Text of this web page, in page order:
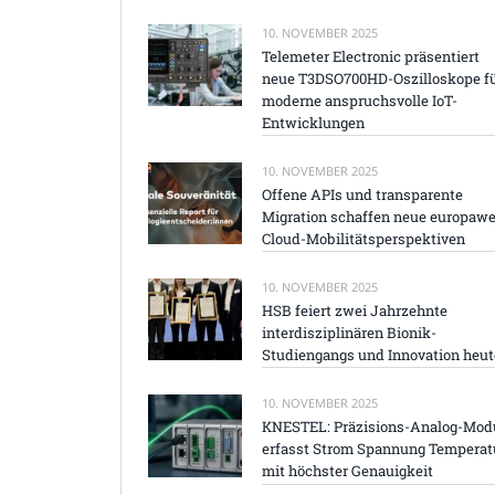
10. NOVEMBER 2025
Telemeter Electronic präsentiert
neue T3DSO700HD-Oszilloskope
moderne anspruchsvolle IoT-
Entwicklungen
10. NOVEMBER 2025
Offene APIs und transparente
Migration schaffen neue
Cloud-Mobilitätsperspektiven
10. NOVEMBER 2025
HSB feiert zwei Jahrzehnte
interdisziplinären Bionik-
Studiengangs und Innovation
10. NOVEMBER 2025
KNESTEL: Präzisions-Analog-
erfasst Strom Spannung
mit höchster Genauigkeit